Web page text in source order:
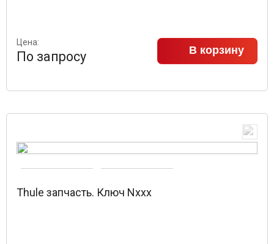
Цена:
По запросу В корзину
Thule запчасть. Ключ Nxxx